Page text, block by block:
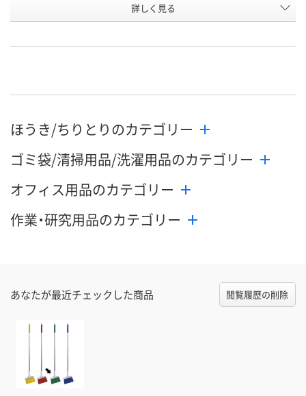
WNU1133 WNU1170
カゴへ カゴへ
詳しく見る
ほうき/ちりとりのカテゴリー
ゴミ袋/清掃用品/洗濯用品のカテゴリー
オフィス用品のカテゴリー
作業・研究用品のカテゴリー
あなたが最近チェックした商品 閲覧履歴の削除